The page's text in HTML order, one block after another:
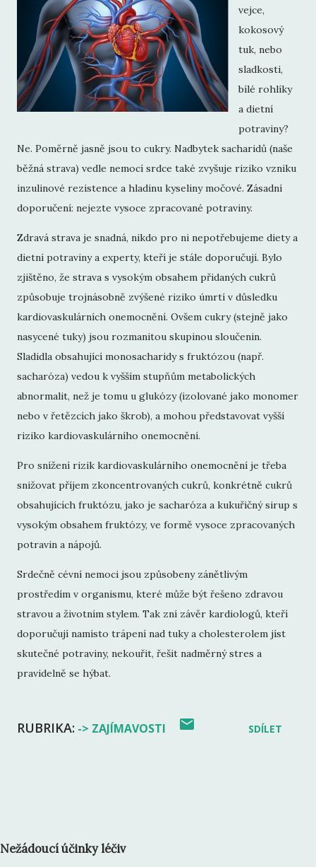
vejce,
kokosový
tuk, nebo
sladkosti,
bílé rohlíky
a dietní
potraviny?
Ne. Poměrně jasně jsou to cukry. Nadbytek sacharidů (naše
běžná strava) vedle nemocí srdce také zvyšuje riziko vzniku
inzulinové rezistence a hladinu kyseliny močové. Zásadní
doporučení: nejezte vysoce zpracované potraviny.
Zdravá strava je snadná, nikdo pro ni nepotřebujeme diety a
dietní potraviny a experty, kteří je stále doporučují. Bylo
zjištěno, že strava s vysokým obsahem přidaných cukrů
způsobuje trojnásobně zvýšené riziko úmrtí v důsledku
kardiovaskulárních onemocnění. Ovšem cukry (stejně jako
nasycené tuky) jsou rozmanitou skupinou sloučenin.
Sladidla obsahující monosacharidy s fruktózou (např.
sacharóza) vedou k vyšším stupňům metabolických
abnormalit, než je tomu u glukózy (izolované jako monomer
nebo v řetězcích jako škrob), a mohou představovat vyšší
riziko kardiovaskulárního onemocnění.
Pro snížení rizik kardiovaskulárního onemocnění je třeba
snižovat příjem zkoncentrovaných cukrů, konkrétně cukrů
obsahujících fruktózu, jako je sacharóza a kukuřičný sirup s
vysokým obsahem fruktózy, ve formě vysoce zpracovaných
potravin a nápojů.
Srdečně cévní nemoci jsou způsobeny zánětlivým
prostředím v organismu, které může být řešeno zdravou
stravou a životním stylem. Tak zní závěr kardiologů, kteří
doporučují namísto trápení nad tuky a cholesterolem jíst
skutečné potraviny, nekouřit, řešit nadměrný stres a
pravidelně se hýbat.
RUBRIKA: -> ZAJÍMAVOSTI SDÍLET
Nežádoucí účinky léčiv